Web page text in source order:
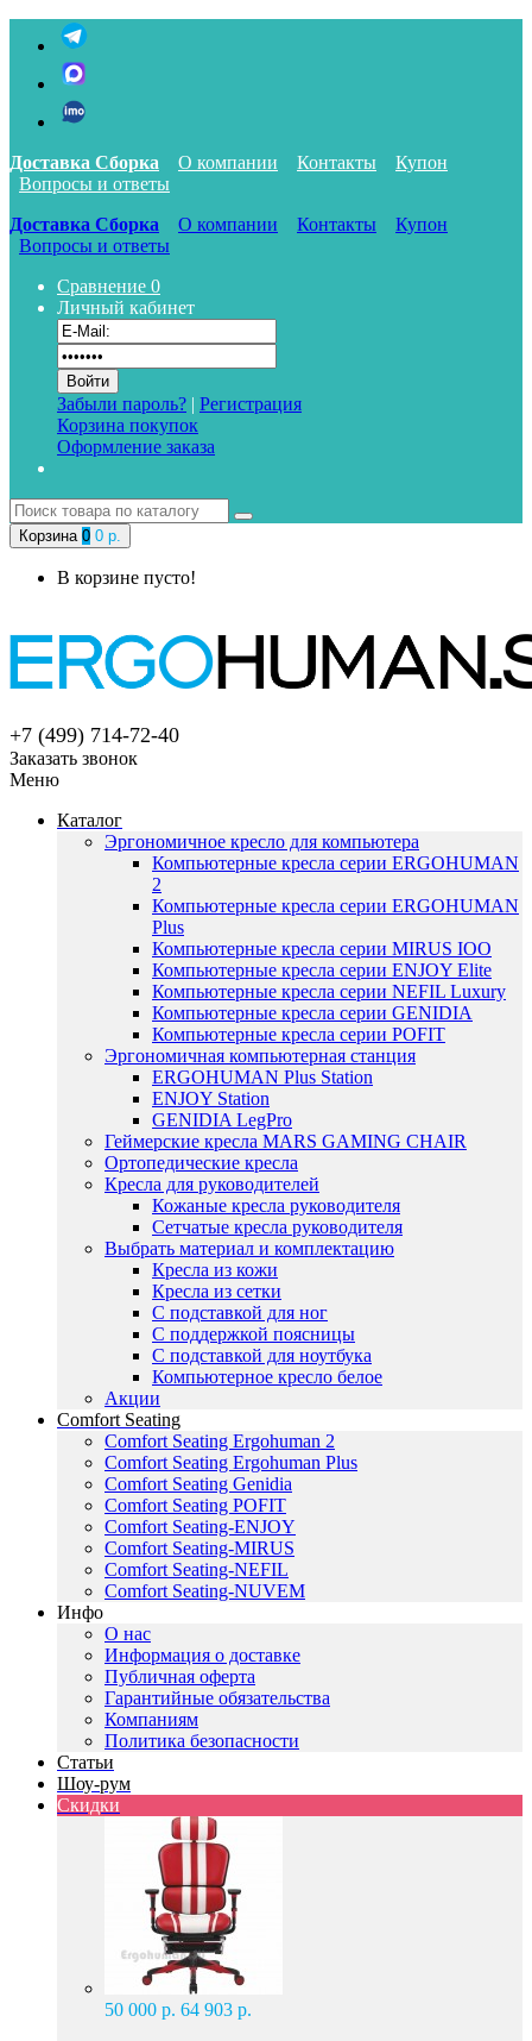
Доставка Сборка О компании Контакты
Купон
Вопросы и ответы
Доставка Сборка
О компании Контакты
Купон
Вопросы и ответы
Сравнение 0
Личный кабинет
Забыли пароль? | Регистрация
Корзина покупок
Оформление заказа
Корзина 0 0 р.
В корзине пусто!
+7 (499) 714-72-40
Заказать звонок
Меню
Каталог
Эргономичное кресло для компьютера
Компьютерные кресла серии ERGOHUMAN
2
Компьютерные кресла серии ERGOHUMAN
Plus
Компьютерные кресла серии MIRUS IOO
Компьютерные кресла серии ENJOY Elite
Компьютерные кресла серии NEFIL Luxury
Компьютерные кресла серии GENIDIA
Компьютерные кресла серии POFIT
Эргономичная компьютерная станция
ERGOHUMAN Plus Station
ENJOY Station
GENIDIA LegPro
Геймерские кресла MARS GAMING CHAIR
Ортопедические кресла
Кресла для руководителей
Кожаные кресла руководителя
Сетчатые кресла руководителя
Выбрать материал и комплектацию
Кресла из кожи
Кресла из сетки
С подставкой для ног
С поддержкой поясницы
С подставкой для ноутбука
Компьютерное кресло белое
Акции
Comfort Seating
Comfort Seating Ergohuman 2
Comfort Seating Ergohuman Plus
Comfort Seating Genidia
Comfort Seating POFIT
Comfort Seating-ENJOY
Comfort Seating-MIRUS
Comfort Seating-NEFIL
Comfort Seating-NUVEM
Инфо
О нас
Информация о доставке
Публичная оферта
Гарантийные обязательства
Компаниям
Политика безопасности
Статьи
Шоу-рум
Скидки
50 000 р. 64 903 р.